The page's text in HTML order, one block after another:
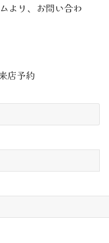
より、お問い合わ
店予約